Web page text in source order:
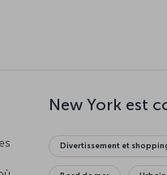
New York est
Divertissement et